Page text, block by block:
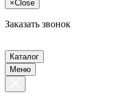
×Close
Заказать звонок
Каталог
Меню